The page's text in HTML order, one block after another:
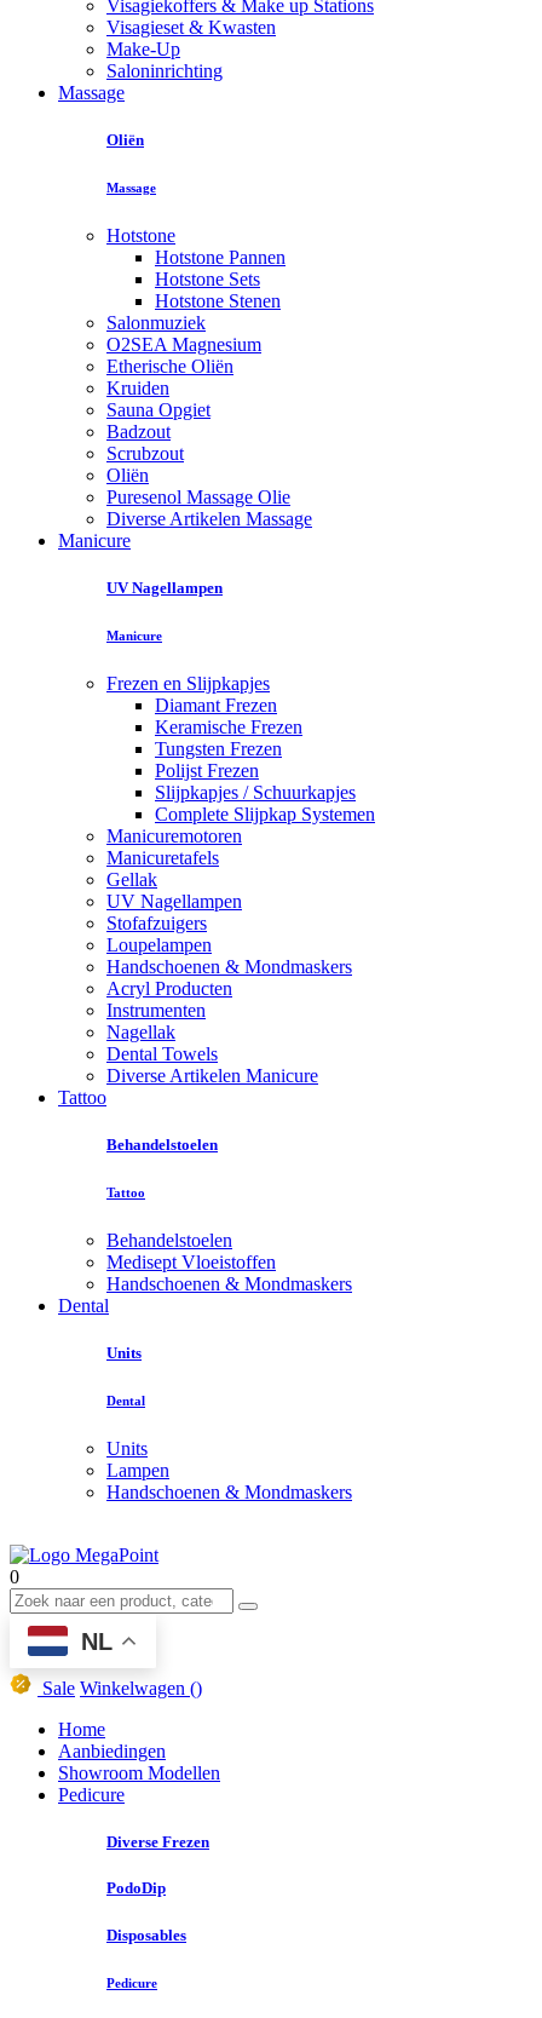
Visagiekoffers & Make up Stations
Visagieset & Kwasten
Make-Up
Saloninrichting
Massage
Oliën
Massage
Hotstone
Hotstone Pannen
Hotstone Sets
Hotstone Stenen
Salonmuziek
O2SEA Magnesium
Etherische Oliën
Kruiden
Sauna Opgiet
Badzout
Scrubzout
Oliën
Puresenol Massage Olie
Diverse Artikelen Massage
Manicure
UV Nagellampen
Manicure
Frezen en Slijpkapjes
Diamant Frezen
Keramische Frezen
Tungsten Frezen
Polijst Frezen
Slijpkapjes / Schuurkapjes
Complete Slijpkap Systemen
Manicuremotoren
Manicuretafels
Gellak
UV Nagellampen
Stofafzuigers
Loupelampen
Handschoenen & Mondmaskers
Acryl Producten
Instrumenten
Nagellak
Dental Towels
Diverse Artikelen Manicure
Tattoo
Behandelstoelen
Tattoo
Behandelstoelen
Medisept Vloeistoffen
Handschoenen & Mondmaskers
Dental
Units
Dental
Units
Lampen
Handschoenen & Mondmaskers
0
NL
Sale Winkelwagen ()
Home
Aanbiedingen
Showroom Modellen
Pedicure
Diverse Frezen
PodoDip
Disposables
Pedicure